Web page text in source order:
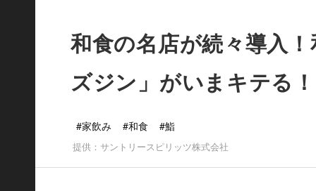
和食の名店が続々導入
ズジン」がいまキテる！
#家飲み #和食 #鮨
提供：サントリースピリッツ株式会社